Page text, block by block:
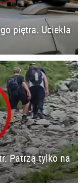
piętra. Uciekła
Patrzą tylko na